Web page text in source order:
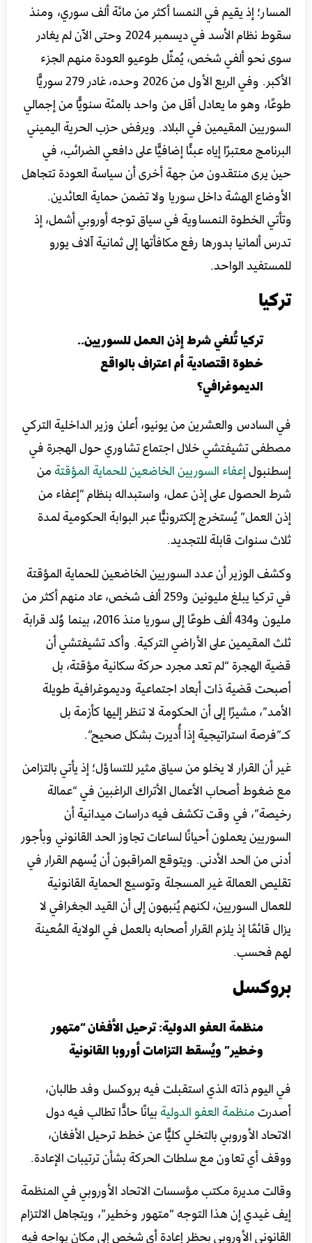
المسار؛ إذ يقيم في النمسا أكثر من مائة ألف سوري، ومنذ
سقوط نظام الأسد في ديسمبر 2024 وحتى الآن لم يغادر
سوى نحو ألفي شخص، يُمثّل طوعيو العودة منهم الجزء
الأكبر. وفي الربع الأول من 2026 وحده، غادر 279 سوريًّا
طوعًا، وهو ما يعادل أقل من واحد بالمئة سنويًّا من إجمالي
السوريين المقيمين في البلاد. ويرفض حزب الحرية اليميني
البرنامج معتبرًا إياه عبئًا إضافيًّا على دافعي الضرائب، في
حين يرى منتقدون من جهة أخرى أن سياسة العودة تتجاهل
الأوضاع الهشة داخل سوريا ولا تضمن حماية العائدين.
وتأتي الخطوة النمساوية في سياق توجه أوروبي أشمل، إذ
تدرس ألمانيا بدورها رفع مكافأتها إلى ثمانية آلاف يورو
للمستفيد الواحد.
تركيا
تركيا تُلغي شرط إذن العمل للسوريين..
خطوة اقتصادية أم اعتراف بالواقع
الديموغرافي؟
في السادس والعشرين من يونيو، أعلن وزير الداخلية التركي
مصطفى تشيفتشي خلال اجتماع تشاوري حول الهجرة في
إسطنبولإعفاء السوريين الخاضعين للحماية المؤقتةمن
شرط الحصول على إذن عمل، واستبداله بنظام “إعفاء من
إذن العمل” يُستخرج إلكترونيًّا عبر البوابة الحكومية لمدة
ثلاث سنوات قابلة للتجديد.
وكشف الوزير أن عدد السوريين الخاضعين للحماية المؤقتة
في تركيا يبلغ مليونين و259 ألف شخص، عاد منهم أكثر من
مليون و434 ألف طوعًا إلى سوريا منذ 2016، بينما وُلد قرابة
ثلث المقيمين على الأراضي التركية. وأكد تشيفتشي أن
قضية الهجرة “لم تعد مجرد حركة سكانية مؤقتة، بل
أصبحت قضية ذات أبعاد اجتماعية وديموغرافية طويلة
الأمد”، مشيرًا إلى أن الحكومة لا تنظر إليها كأزمة بل
كـ”فرصة استراتيجية إذا أُديرت بشكل صحيح”.
غير أن القرار لا يخلو من سياق مثير للتساؤل؛ إذ يأتي بالتزامن
مع ضغوط أصحاب الأعمال الأتراك الراغبين في “عمالة
رخيصة”، في وقت تكشف فيه دراسات ميدانية أن
السوريين يعملون أحيانًا لساعات تجاوز الحد القانوني وبأجور
أدنى من الحد الأدنى. ويتوقع المراقبون أن يُسهم القرار في
تقليص العمالة غير المسجلة وتوسيع الحماية القانونية
للعمال السوريين، لكنهم يُنبهون إلى أن القيد الجغرافي لا
يزال قائمًا إذ يلزم القرار أصحابه بالعمل في الولاية المُعينة
لهم فحسب.
بروكسل
منظمة العفو الدولية: ترحيل الأفغان “متهور
وخطير” ويُسقط التزامات أوروبا القانونية
في اليوم ذاته الذي استقبلت فيه بروكسل وفد طالبان،
أصدرتمنظمة العفو الدوليةبيانًا حادًّا تطالب فيه دول
الاتحاد الأوروبي بالتخلي كليًّا عن خطط ترحيل الأفغان،
ووقف أي تعاون مع سلطات الحركة بشأن ترتيبات الإعادة.
وقالت مديرة مكتب مؤسسات الاتحاد الأوروبي في المنظمة
إيف غيدي إن هذا التوجه “متهور وخطير”، ويتجاهل الالتزام
القانوني الأوروبي بحظر إعادة أي شخص إلى مكان يواجه فيه